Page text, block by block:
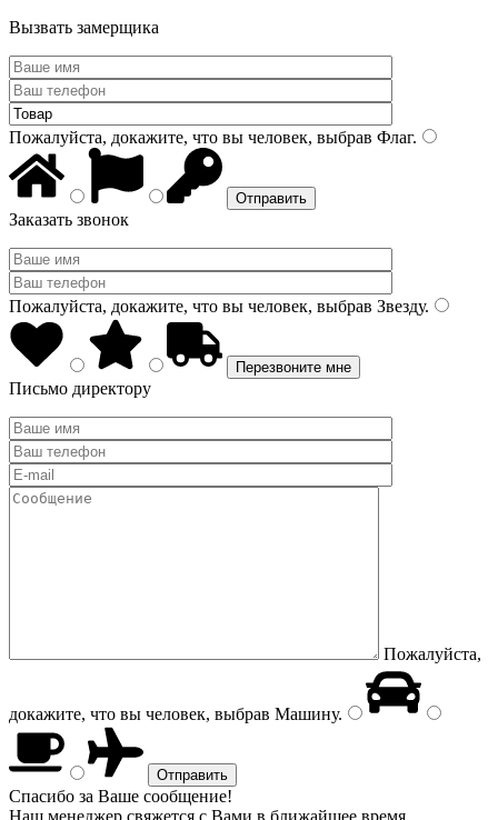
Вызвать замерщика
Пожалуйста, докажите, что вы человек, выбрав Флаг.
Заказать звонок
Пожалуйста, докажите, что вы человек, выбрав Звезду.
Письмо директору
Пожалуйста,
докажите, что вы человек, выбрав Машину.
Спасибо за Ваше сообщение!
Наш менеджер свяжется с Вами в ближайшее время.